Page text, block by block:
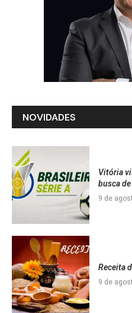
NOVIDADES
Vitória
busca
9 de
Receita
9 de